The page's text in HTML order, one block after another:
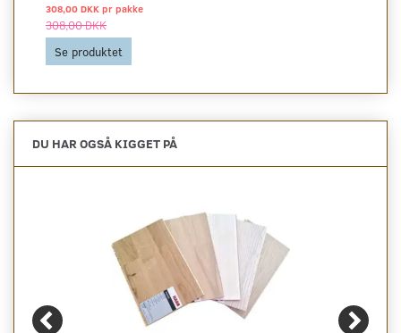
308,00 DKK pr pakke
308,00 DKK
Se produktet
DU HAR OGSÅ KIGGET PÅ